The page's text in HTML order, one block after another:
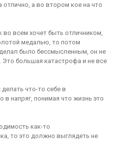
отлично, а во втором кое на что
во всем хочет быть отличником,
медалью, то потом
было бессмысленным, он не
большая катастрофа и не все
что-то себе в
в напряг, понимая что жизнь это
как-то
то это должно выглядеть не